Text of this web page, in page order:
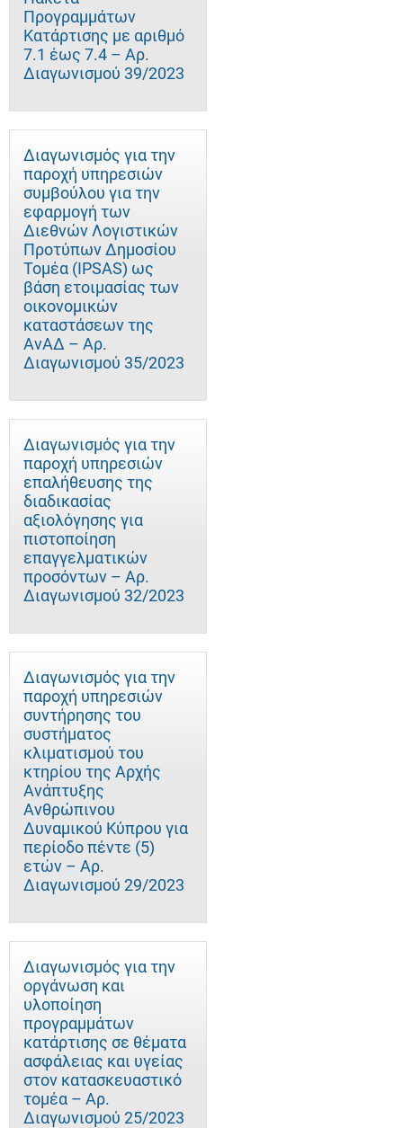
Προγραμμάτων
Κατάρτισης με αριθμό
7.1 έως 7.4 – Αρ.
Διαγωνισμού 39/2023
Διαγωνισμός για την
παροχή υπηρεσιών
συμβούλου για την
εφαρμογή των
Διεθνών Λογιστικών
Προτύπων Δημοσίου
Τομέα (IPSAS) ως
βάση ετοιμασίας των
οικονομικών
καταστάσεων της
ΑνΑΔ – Αρ.
Διαγωνισμού 35/2023
Διαγωνισμός για την
παροχή υπηρεσιών
επαλήθευσης της
διαδικασίας
αξιολόγησης για
πιστοποίηση
επαγγελματικών
προσόντων – Αρ.
Διαγωνισμού 32/2023
Διαγωνισμός για την
παροχή υπηρεσιών
συντήρησης του
συστήματος
κλιματισμού του
κτηρίου της Αρχής
Ανάπτυξης
Ανθρώπινου
Δυναμικού Κύπρου για
περίοδο πέντε (5)
ετών – Αρ.
Διαγωνισμού 29/2023
Διαγωνισμός για την
οργάνωση και
υλοποίηση
προγραμμάτων
κατάρτισης σε θέματα
ασφάλειας και υγείας
στον κατασκευαστικό
τομέα – Αρ.
Διαγωνισμού 25/2023